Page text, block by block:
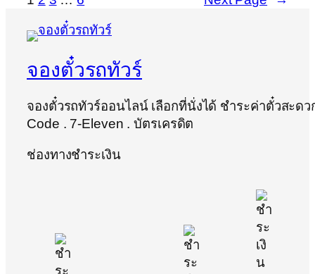
จองตั๋วรถทัวร์
จองตั๋วรถทัวร์ออนไลน์ เลือกที่นั่งได้ ชำระค่าตั๋วสะด
Code . 7-Eleven . บัตรเครดิต
ช่องทางชำระเงิน